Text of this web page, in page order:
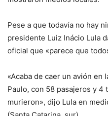
Pese a que todavía no hay
presidente Luiz Inácio Lula
oficial que «parece que
«Acaba de caer un avión en
Paulo, con 58 pasajeros y
murieron», dijo Lula en